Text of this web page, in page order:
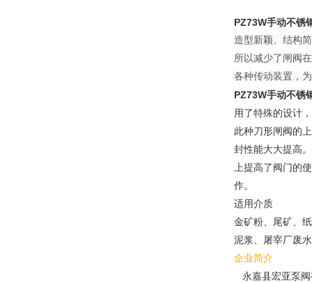
PZ73W手动不锈
造型新颖、结构
所以减少了闸阀
各种传动装置，
PZ73W手动不锈
用了特殊的设计
此种刀形闸阀的
封性能大大提高
上提高了阀门的
作。
适用介质
金矿粉、尾矿、
泥浆、屠宰厂废
企业简介
永嘉县宏亚泵阀